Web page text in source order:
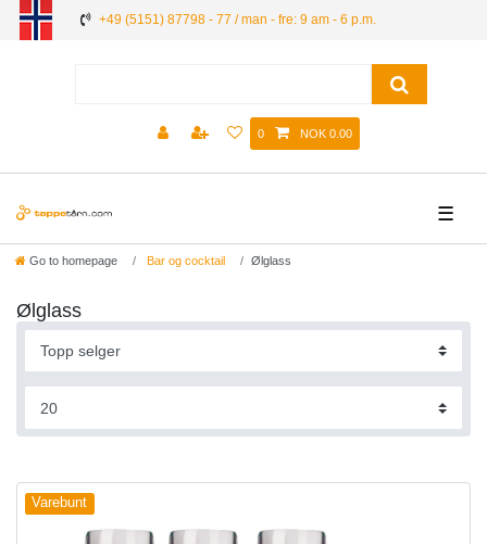
+49 (5151) 87798 - 77 / man - fre: 9 am - 6 p.m.
0 NOK 0.00
☰
Go to homepage Bar og cocktail Ølglass
Ølglass
Varebunt